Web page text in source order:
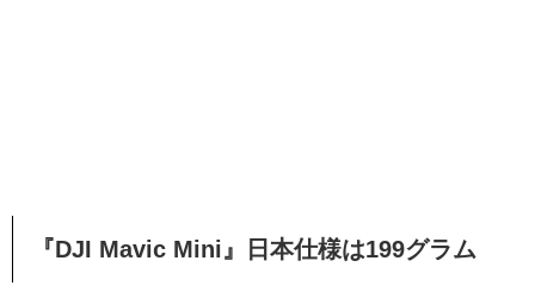
『DJI Mavic Mini』日本仕様は199グラム